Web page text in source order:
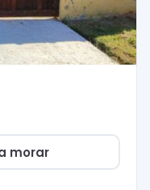
morar